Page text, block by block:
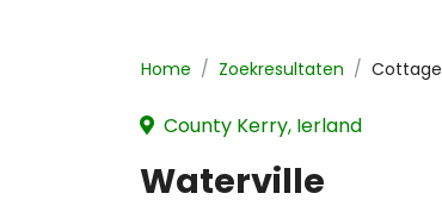
Home Zoekresultaten Cottage
County Kerry, Ierland
Waterville